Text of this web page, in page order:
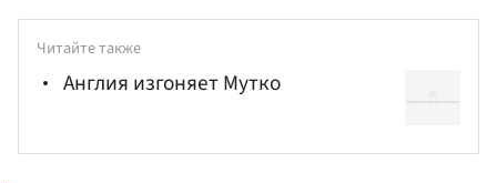
Читайте также
Англия изгоняет Мутко